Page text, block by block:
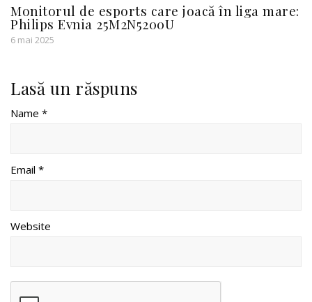
Monitorul de esports care joacă în liga mare:
Philips Evnia 25M2N5200U
6 mai 2025
Lasă un răspuns
Name *
Email *
Website